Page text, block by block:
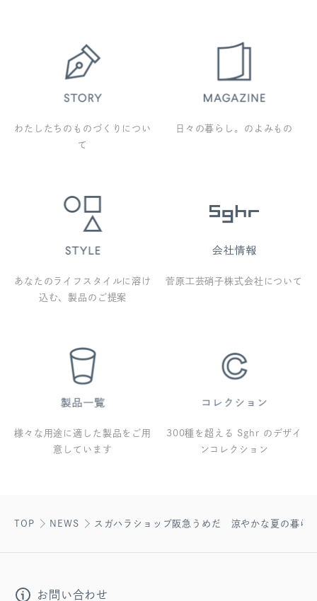
わたしたちのものづくりについ
て
日々の暮らし。のよみもの
あなたのライフスタイルに溶け
込む、製品のご提案
菅原工芸硝子株式会社について
様々な用途に適した製品をご用
意しています
300種を超える Sghr のデザイ
ンコレクション
TOP NEWS スガハラショップ阪急うめだ 涼やかな夏の暮ら
お問い合わせ